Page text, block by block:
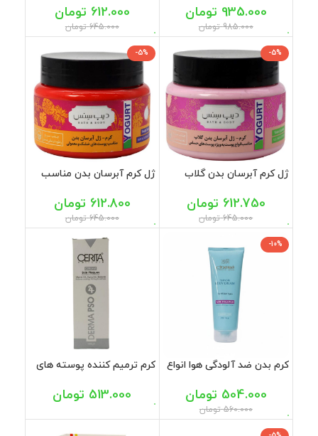
985.000 تومان
935.000 تومان
645.000 تومان
612.000 تومان
-5%
ژل کرم آبرسان بدن گلاب
سنس 250 میل
645.000 تومان
612.750 تومان
-5%
ژل کرم آبرسان بدن مناسب
سنس 250 میل
645.000 تومان
612.800 تومان
-10%
کرم بدن ضد آلودگی هوا انواع
560.000 تومان
504.000 تومان
کرم ترمیم کننده پوسته های
513.000 تومان